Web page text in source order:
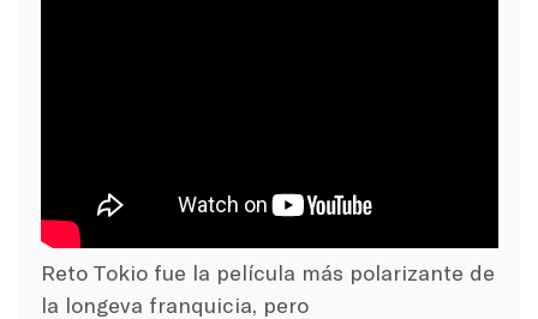
Reto Tokio fue la película más polarizante de
la longeva franquicia, pero